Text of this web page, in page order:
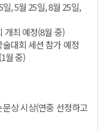
, 5월 25일, 8월 25일,
개최 예정(8월 중)
대회 세션 참가 예정
월 중)
상 시상(연중 선정하고